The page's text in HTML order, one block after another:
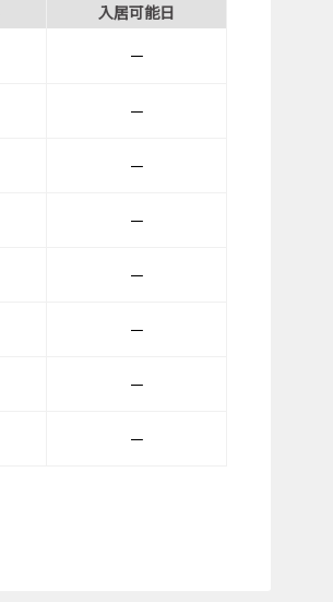
入居可能日
－
－
－
－
－
－
－
－